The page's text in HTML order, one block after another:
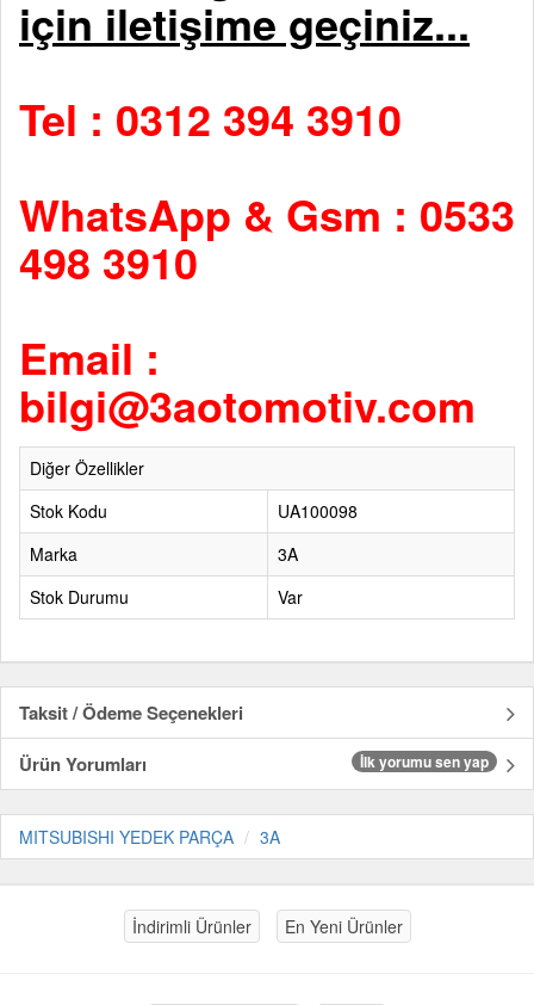
için iletişime geçiniz...
Tel : 0312 394 3910
WhatsApp & Gsm : 0533
498 3910
Email :
bilgi@3aotomotiv.com
Diğer Özellikler
Stok Kodu
UA100098
Marka
3A
Stok Durumu
Var
Taksit / Ödeme Seçenekleri
Ürün Yorumları
İlk yorumu sen yap
MITSUBISHI YEDEK PARÇA 3A
İndirimli Ürünler En Yeni Ürünler